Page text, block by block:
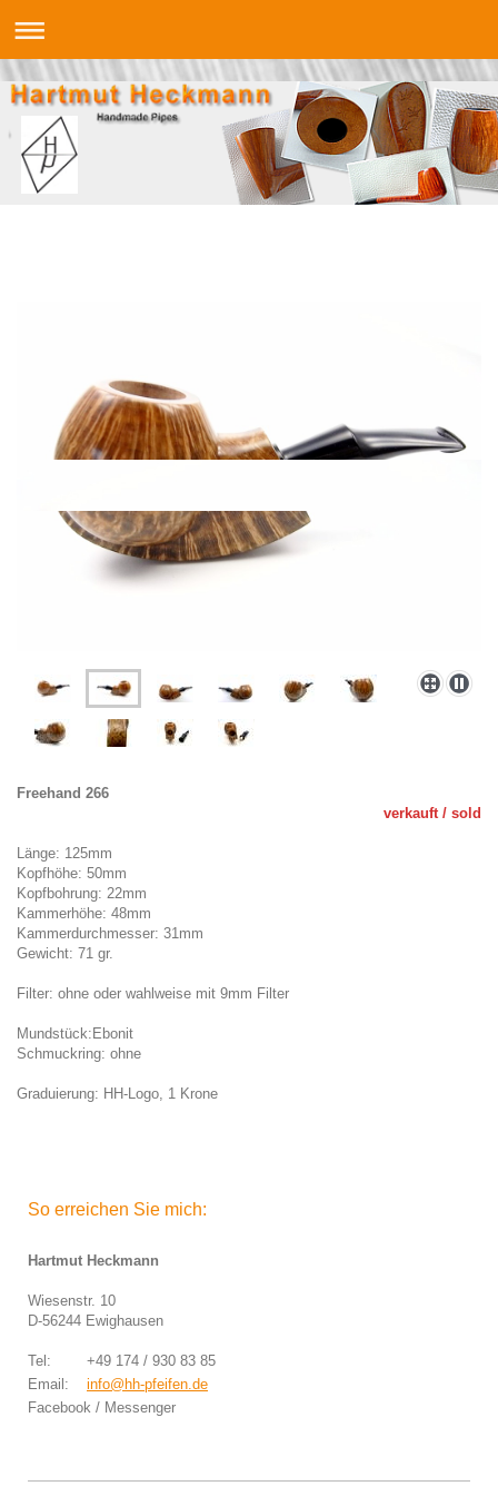
Freehand 266
verkauft / sold
Länge: 125mm
Kopfhöhe: 50mm
Kopfbohrung: 22mm
Kammerhöhe: 48mm
Kammerdurchmesser: 31mm
Gewicht: 71 gr.
Filter: ohne oder wahlweise mit 9mm Filter
Mundstück:Ebonit
Schmuckring: ohne
Graduierung: HH-Logo, 1 Krone
So erreichen Sie mich:
Hartmut Heckmann
Wiesenstr. 10
D-56244 Ewighausen
Tel: +49 174 / 930 83 85
Email: info@hh-pfeifen.de
Facebook / Messenger